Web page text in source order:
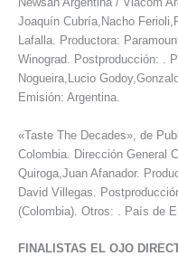
Joaquín Cubría,Nacho
Lafalla. Productora:
Winograd. Postproducción: .
Nogueira,Lucio
Emisión: Argentina.
«Taste The Decades», de
Colombia. Dirección General
Quiroga,Juan Afanador.
David Villegas.
(Colombia). Otros: . País de
FINALISTAS EL OJO